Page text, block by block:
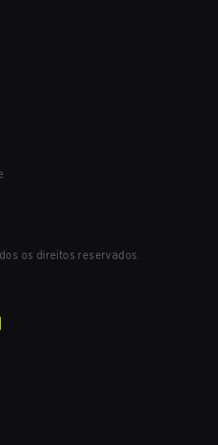
os direitos reservados.